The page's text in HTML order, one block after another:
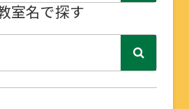
室名で探す